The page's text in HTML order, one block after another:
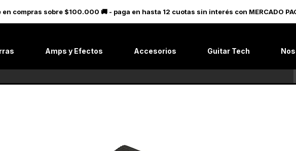
compras sobre $100.000 🚚 - paga en hasta 12 cuotas sin interés con MERCADO
Amps y Efectos Accesorios Guitar Tech